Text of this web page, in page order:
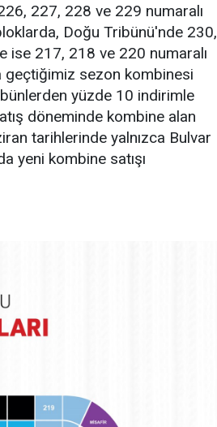
227, 228 ve 229 numaralı
Doğu Tribünü'nde 230,
ise 217, 218 ve 220 numaralı
geçtiğimiz sezon kombinesi
yüzde 10 indirimle
döneminde kombine alan
tarihlerinde yalnızca Bulvar
yeni kombine satışı